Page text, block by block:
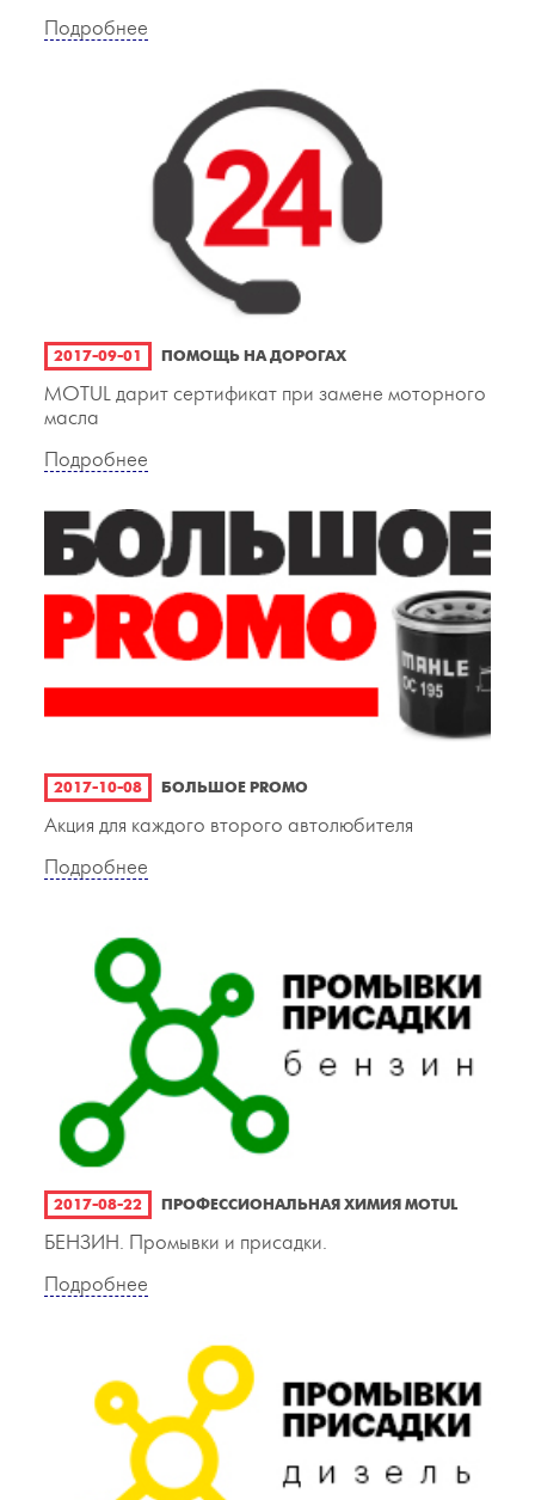
Подробнее
2017-09-01 ПОМОЩЬ НА ДОРОГАХ
MOTUL дарит сертификат при замене моторного
масла
Подробнее
2017-10-08 БОЛЬШОЕ PROMO
Акция для каждого второго автолюбителя
Подробнее
2017-08-22 ПРОФЕССИОНАЛЬНАЯ ХИМИЯ MOTUL
БЕНЗИН. Промывки и присадки.
Подробнее